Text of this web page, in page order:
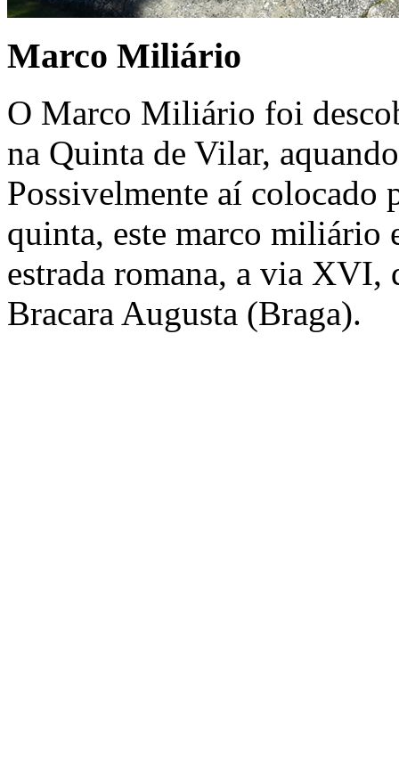
Marco Miliário
O Marco Miliário foi
na Quinta de Vilar,
Possivelmente aí
quinta, este marco miliário
estrada romana, a via
Bracara Augusta (Braga).